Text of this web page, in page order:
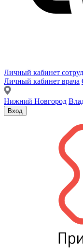
Личный кабинет
Личный кабинет врача
Нижний Новгород
Вход